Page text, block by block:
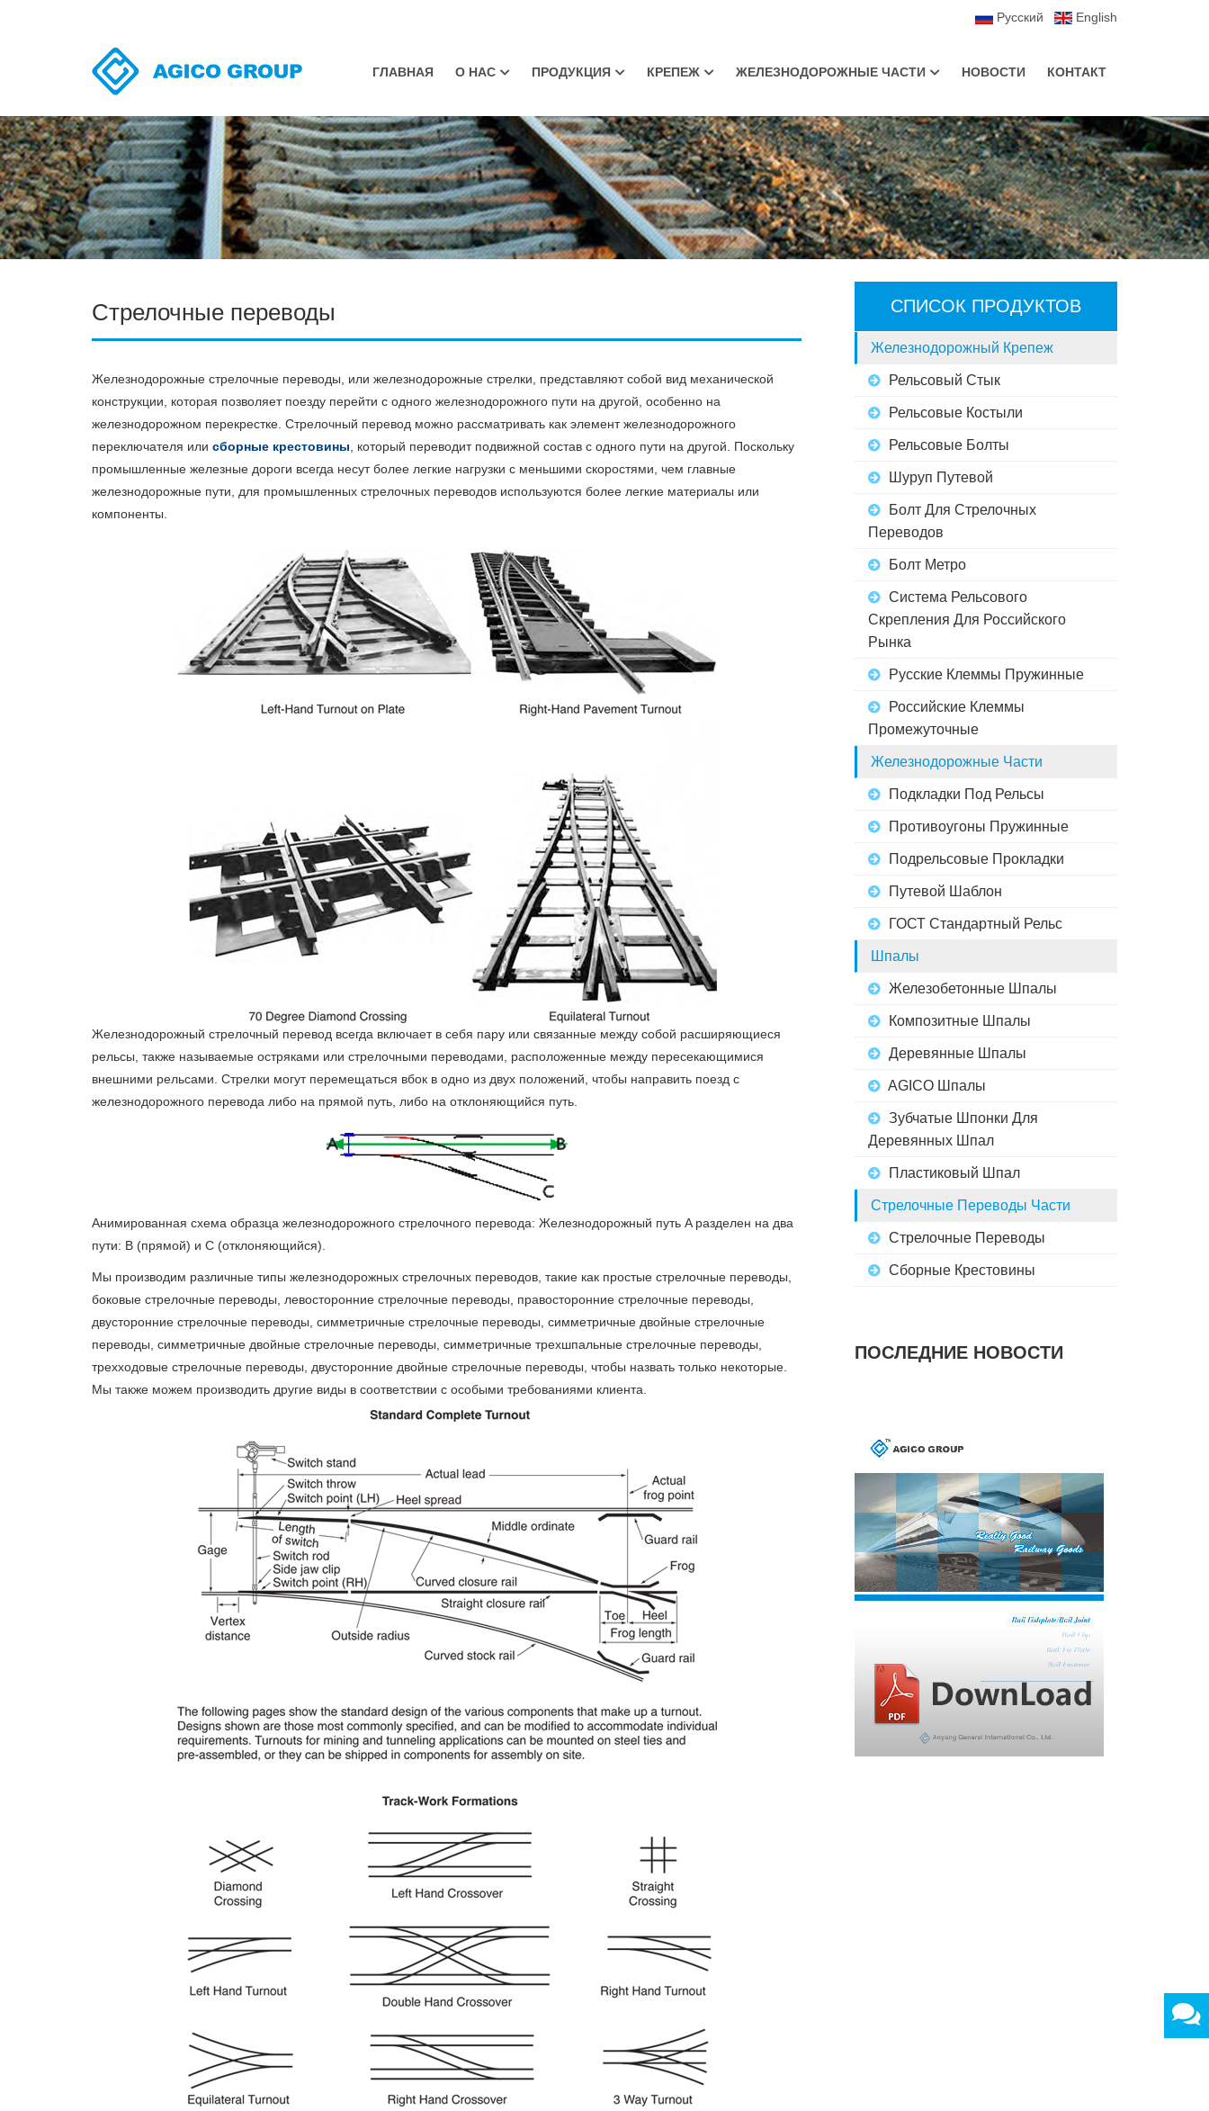
Русский English
ГЛАВНАЯ О НАС
Клиенты
ПРОДУКЦИЯ
Рельсовый Стык Рельсовые Костыли
Рельсовые Болты Подкладки Под Рельсы
Шуруп Путевой Противоугоны Пружинные
Подрельсовые Прокладки Стрелочные Переводы
Деревянные Шпалы AGICO Шпалы
Зубчатые Шпонки Для
Деревянных Шпал
Пластиковый Шпал
Болт Для Стрелочных
Переводов
Система Рельсового
Русские Клеммы Пружинные
КРЕПЕЖ
Рельсовый Стык Рельсовые Костыли
Рельсовые Болты Шуруп Путевой
Болт Для Стрелочных
Переводов
Болт Метро
Система Рельсового
ЖЕЛЕЗНОДОРОЖНЫЕ ЧАСТИ
Подкладки Под Рельсы Противоугоны Пружинные
Подрельсовые Прокладки Путевой Шаблон
ГОСТ Стандартный Рельс
НОВОСТИ КОНТАКТ
Стрелочные переводы
Железнодорожные стрелочные переводы, или железнодорожные стрелки, представляют собой вид механической
конструкции, которая позволяет поезду перейти с одного железнодорожного пути на другой, особенно на
железнодорожном перекрестке. Стрелочный перевод можно рассматривать как элемент железнодорожного
переключателя или сборные крестовины , который переводит подвижной состав с одного пути на другой. Поскольку
промышленные железные дороги всегда несут более легкие нагрузки с меньшими скоростями, чем главные
железнодорожные пути, для промышленных стрелочных переводов используются более легкие материалы или
компоненты.
Железнодорожный стрелочный перевод всегда включает в себя пару или связанные между собой расширяющиеся
рельсы, также называемые остряками или стрелочными переводами, расположенные между пересекающимися
внешними рельсами. Стрелки могут перемещаться вбок в одно из двух положений, чтобы направить поезд с
железнодорожного перевода либо на прямой путь, либо на отклоняющийся путь.
Анимированная схема образца железнодорожного стрелочного перевода: Железнодорожный путь A разделен на два
пути: B (прямой) и C (отклоняющийся).
Мы производим различные типы железнодорожных стрелочных переводов, такие как простые стрелочные переводы,
боковые стрелочные переводы, левосторонние стрелочные переводы, правосторонние стрелочные переводы,
двусторонние стрелочные переводы, симметричные стрелочные переводы, симметричные двойные стрелочные
переводы, симметричные двойные стрелочные переводы, симметричные трехшпальные стрелочные переводы,
трехходовые стрелочные переводы, двусторонние двойные стрелочные переводы, чтобы назвать только некоторые.
Мы также можем производить другие виды в соответствии с особыми требованиями клиента.
СПИСОК ПРОДУКТОВ
Железнодорожный Крепеж
Рельсовый Стык
Рельсовые Костыли
Рельсовые Болты
Шуруп Путевой
Болт Для Стрелочных
Переводов
Болт Метро
Система Рельсового
Скрепления Для Российского
Рынка
Русские Клеммы Пружинные
Российские Клеммы
Промежуточные
Железнодорожные Части
Подкладки Под Рельсы
Противоугоны Пружинные
Подрельсовые Прокладки
Путевой Шаблон
ГОСТ Стандартный Рельс
Шпалы
Железобетонные Шпалы
Композитные Шпалы
Деревянные Шпалы
AGICO Шпалы
Зубчатые Шпонки Для
Деревянных Шпал
Пластиковый Шпал
Стрелочные Переводы Части
Стрелочные Переводы
Сборные Крестовины
ПОСЛЕДНИЕ НОВОСТИ
Электронная почта: